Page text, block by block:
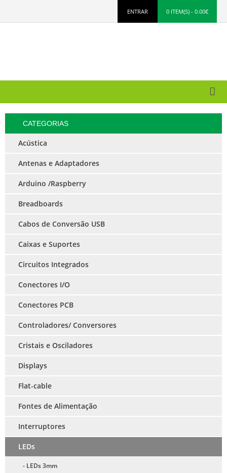
ENTRAR 0 ITEM(S) - 0.00€
CATEGORIAS
Acústica
Antenas e Adaptadores
Arduino /Raspberry
Breadboards
Cabos de Conversão USB
Caixas e Suportes
Circuitos Integrados
Conectores I/O
Conectores PCB
Controladores/ Conversores
Cristais e Osciladores
Displays
Flat-cable
Fontes de Alimentação
Interruptores
LEDs
- LEDs 3mm